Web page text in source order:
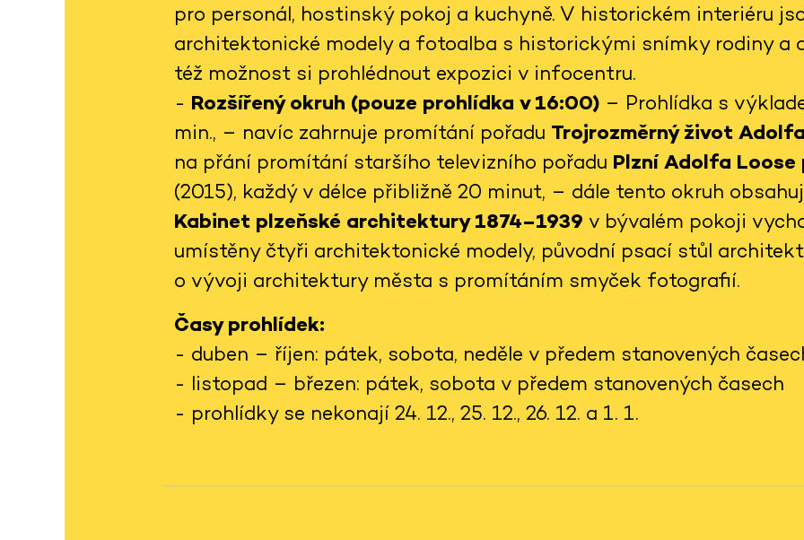
pro personál, hostinský pokoj a kuchyně. V historickém interiéru
architektonické modely a fotoalba s historickými snímky rodiny a
též možnost si prohlédnout expozici v infocentru.
- Rozšířený okruh (pouze prohlídka v 16:00) – Prohlídka s
min., – navíc zahrnuje promítání pořadu Trojrozměrný život
na přání promítání staršího televizního pořadu Plzní Adolfa
(2015), každý v délce přibližně 20 minut, – dále tento okruh
Kabinet plzeňské architektury 1874–1939 v bývalém pokoji
umístěny čtyři architektonické modely, původní psací stůl
o vývoji architektury města s promítáním smyček fotografií.
Časy prohlídek:
- duben – říjen: pátek, sobota, neděle v předem stanovených
- listopad – březen: pátek, sobota v předem stanovených časech
- prohlídky se nekonají 24. 12., 25. 12., 26. 12. a 1. 1.